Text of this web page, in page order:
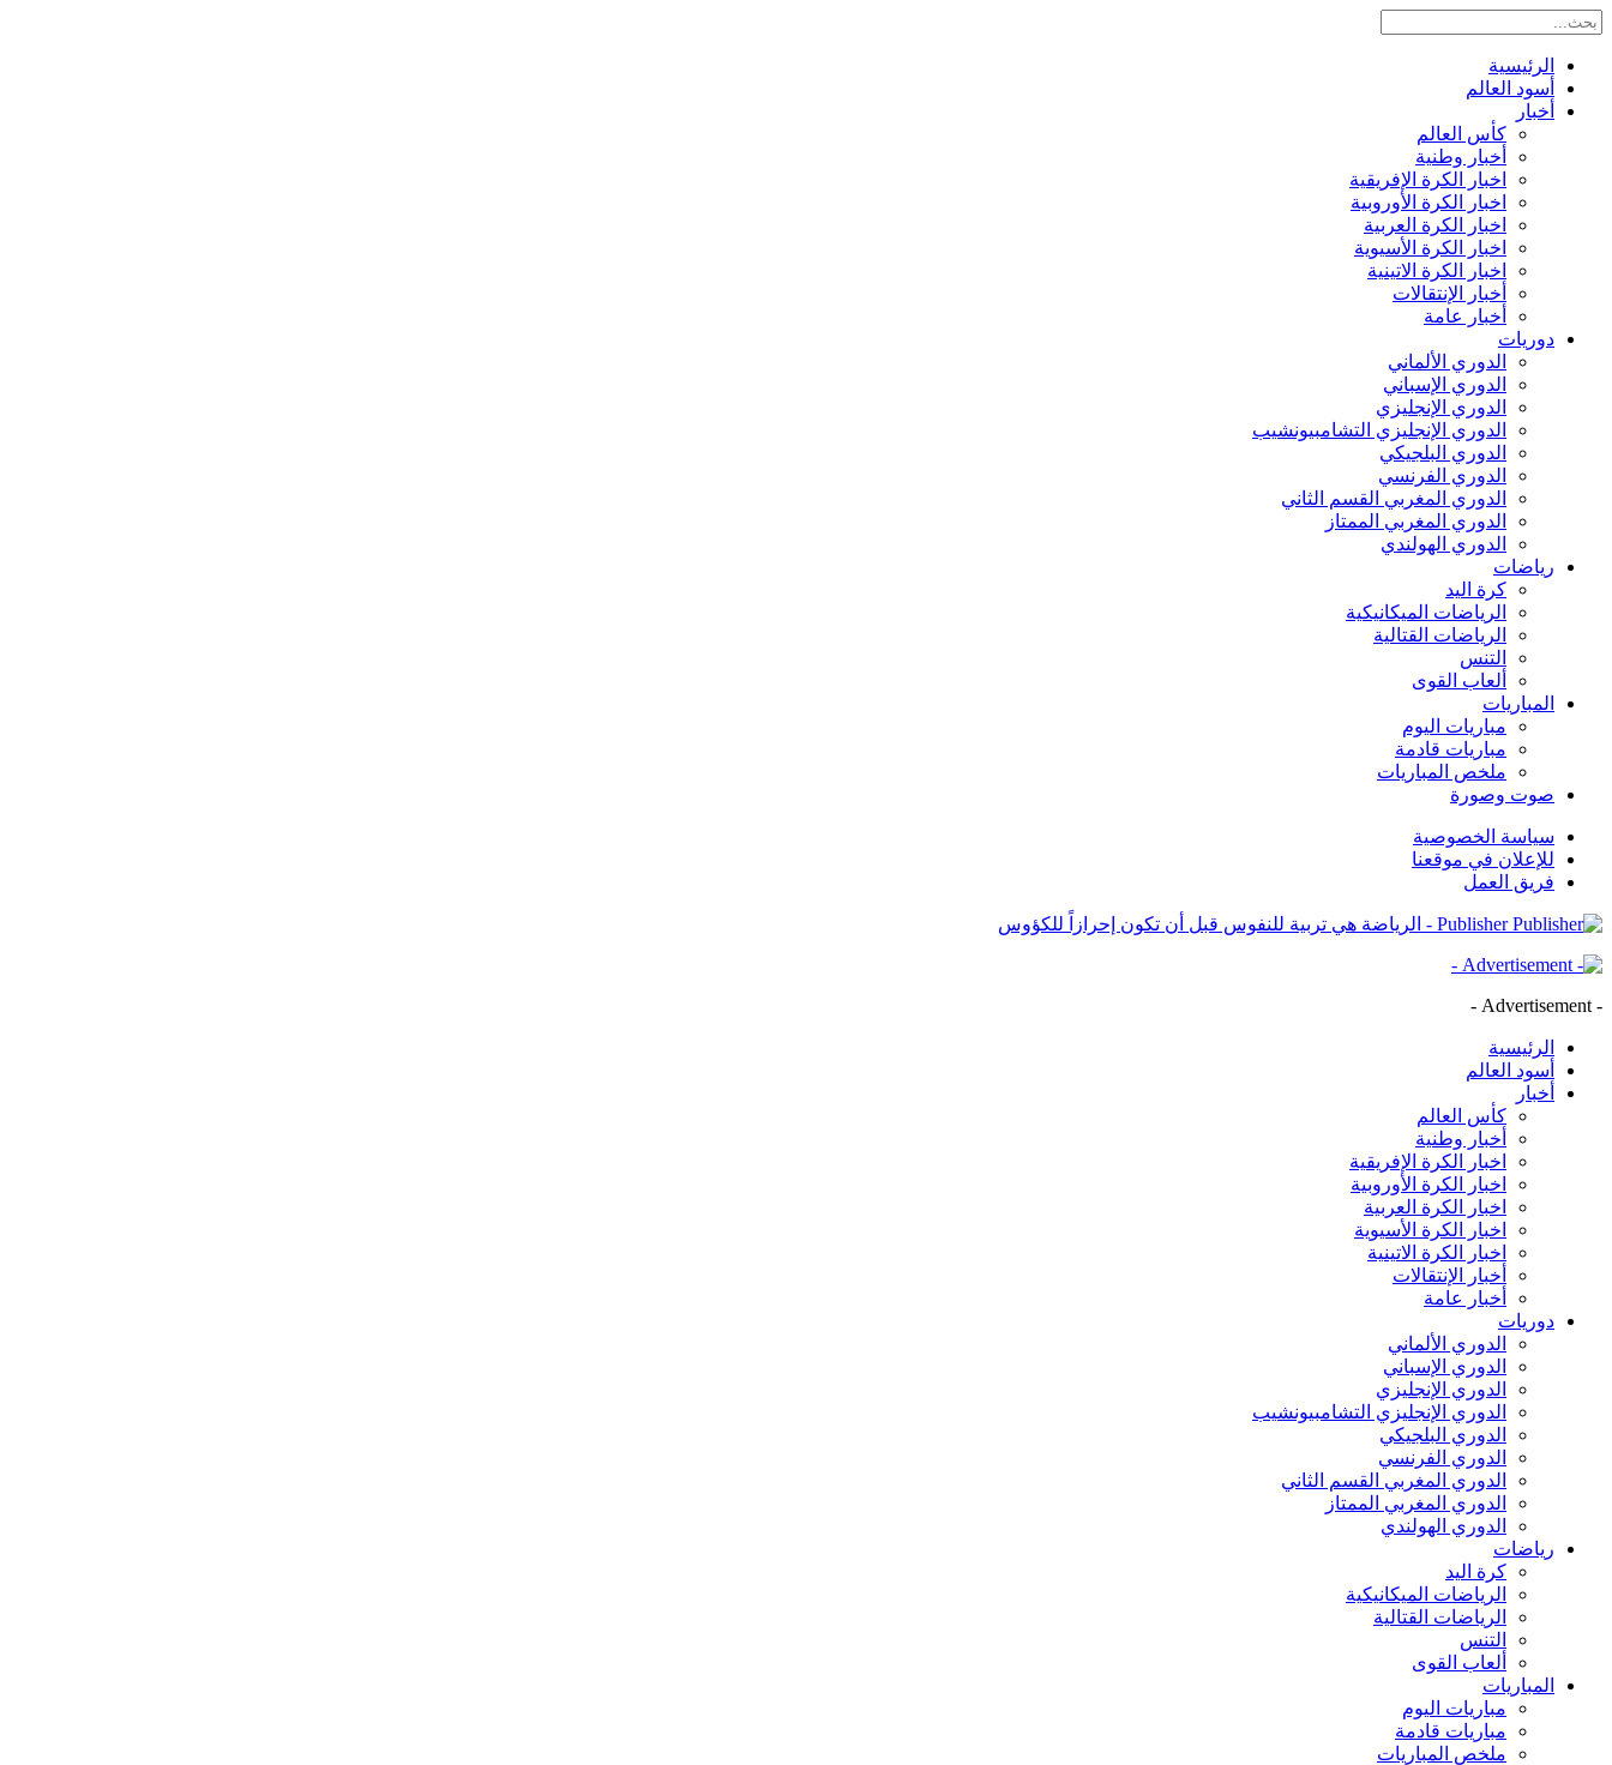
الرئيسية
أسود العالم
أخبار
كأس العالم
أخبار وطنية
اخبار الكرة الإفريقية
اخبار الكرة الأوروبية
اخبار الكرة العربية
اخبار الكرة الأسيوية
اخبار الكرة الاتينية
أخبار الإنتقالات
أخبار عامة
دوريات
الدوري الألماني
الدوري الإسباني
الدوري الإنجليزي
الدوري الإنجليزي التشامبيونشيب
الدوري البلجيكي
الدوري الفرنسي
الدوري المغربي القسم الثاني
الدوري المغربي الممتاز
الدوري الهولندي
رياضات
كرة اليد
الرياضات الميكانيكية
الرياضات القتالية
التنس
ألعاب القوى
المباريات
مباريات اليوم
مباريات قادمة
ملخص المباريات
صوت وصورة
سياسة الخصوصية
للإعلان في موقعنا
فريق العمل
Publisher - الرياضة هي تربية للنفوس قبل أن تكون إحرازاً للكؤوس
- Advertisement -
الرئيسية
أسود العالم
أخبار
كأس العالم
أخبار وطنية
اخبار الكرة الإفريقية
اخبار الكرة الأوروبية
اخبار الكرة العربية
اخبار الكرة الأسيوية
اخبار الكرة الاتينية
أخبار الإنتقالات
أخبار عامة
دوريات
الدوري الألماني
الدوري الإسباني
الدوري الإنجليزي
الدوري الإنجليزي التشامبيونشيب
الدوري البلجيكي
الدوري الفرنسي
الدوري المغربي القسم الثاني
الدوري المغربي الممتاز
الدوري الهولندي
رياضات
كرة اليد
الرياضات الميكانيكية
الرياضات القتالية
التنس
ألعاب القوى
المباريات
مباريات اليوم
مباريات قادمة
ملخص المباريات